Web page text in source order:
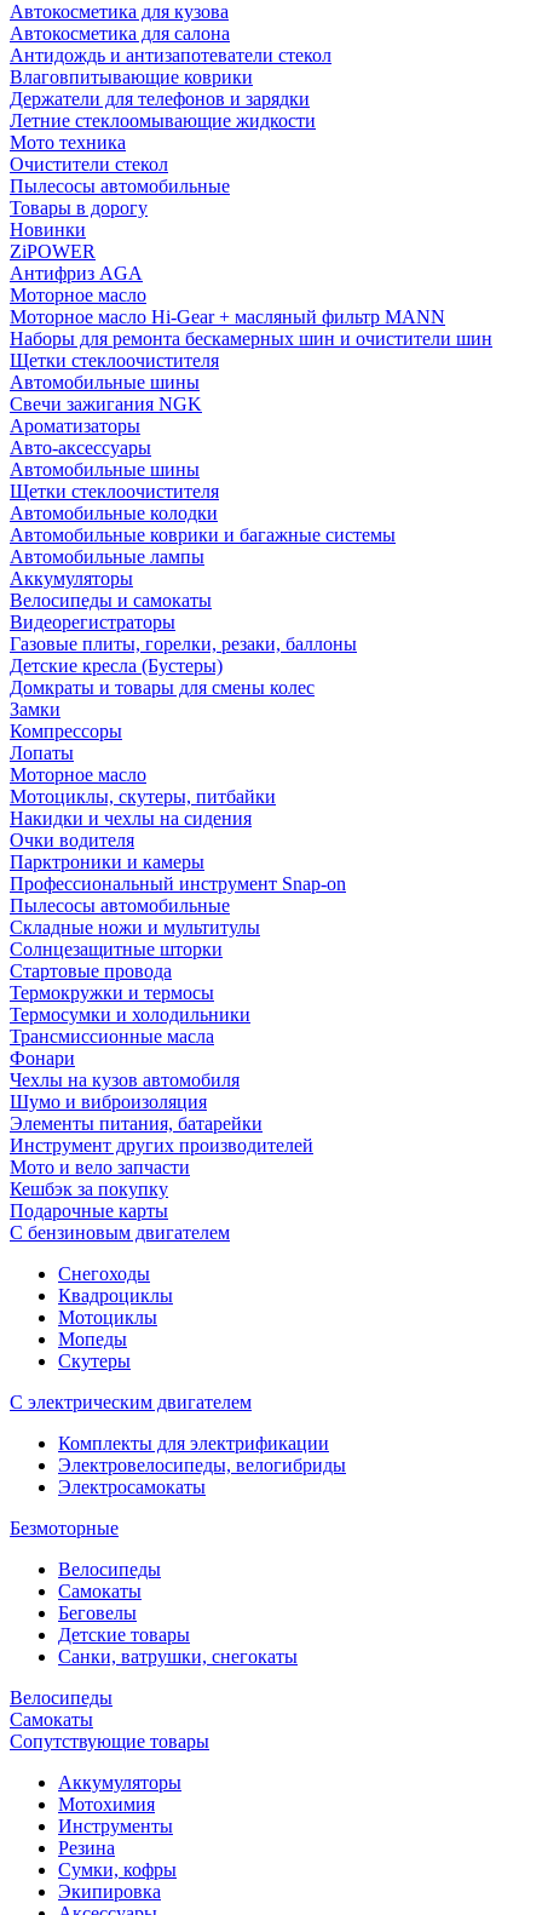
Автокосметика для кузова
Автокосметика для салона
Антидождь и антизапотеватели стекол
Влаговпитывающие коврики
Держатели для телефонов и зарядки
Летние стеклоомывающие жидкости
Мото техника
Очистители стекол
Пылесосы автомобильные
Товары в дорогу
Новинки
ZiPOWER
Антифриз AGA
Моторное масло
Моторное масло Hi-Gear + масляный фильтр MANN
Наборы для ремонта бескамерных шин и очистители шин
Щетки стеклоочистителя
Автомобильные шины
Свечи зажигания NGK
Ароматизаторы
Авто-аксессуары
Автомобильные шины
Щетки стеклоочистителя
Автомобильные колодки
Автомобильные коврики и багажные системы
Автомобильные лампы
Аккумуляторы
Велосипеды и самокаты
Видеорегистраторы
Газовые плиты, горелки, резаки, баллоны
Детские кресла (Бустеры)
Домкраты и товары для смены колес
Замки
Компрессоры
Лопаты
Моторное масло
Мотоциклы, скутеры, питбайки
Накидки и чехлы на сидения
Очки водителя
Парктроники и камеры
Профессиональный инструмент Snap-on
Пылесосы автомобильные
Складные ножи и мультитулы
Солнцезащитные шторки
Стартовые провода
Термокружки и термосы
Термосумки и холодильники
Трансмиссионные масла
Фонари
Чехлы на кузов автомобиля
Шумо и виброизоляция
Элементы питания, батарейки
Инструмент других производителей
Мото и вело запчасти
Кешбэк за покупку
Подарочные карты
С бензиновым двигателем
Снегоходы
Квадроциклы
Мотоциклы
Мопеды
Скутеры
С электрическим двигателем
Комплекты для электрификации
Электровелосипеды, велогибриды
Электросамокаты
Безмоторные
Велосипеды
Самокаты
Беговелы
Детские товары
Санки, ватрушки, снегокаты
Велосипеды
Самокаты
Сопутствующие товары
Аккумуляторы
Мотохимия
Инструменты
Резина
Сумки, кофры
Экипировка